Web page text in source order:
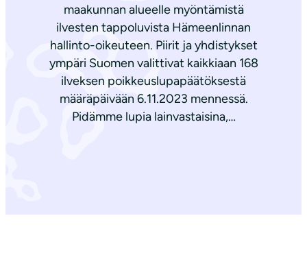
maakunnan alueelle myöntämistä
ilvesten tappoluvista Hämeenlinnan
hallinto-oikeuteen. Piirit ja yhdistykset
ympäri Suomen valittivat kaikkiaan 168
ilveksen poikkeuslupapäätöksestä
määräpäivään 6.11.2023 mennessä.
Pidämme lupia lainvastaisina,…